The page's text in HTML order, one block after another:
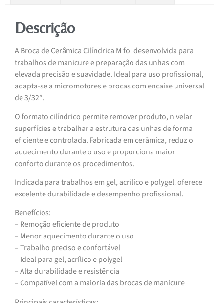
Descrição
A Broca de Cerâmica Cilíndrica M foi desenvolvida para
trabalhos de manicure e preparação das unhas com
elevada precisão e suavidade. Ideal para uso profissional,
adapta-se a micromotores e brocas com encaixe universal
de 3/32″.
O formato cilíndrico permite remover produto, nivelar
superfícies e trabalhar a estrutura das unhas de forma
eficiente e controlada. Fabricada em cerâmica, reduz o
aquecimento durante o uso e proporciona maior
conforto durante os procedimentos.
Indicada para trabalhos em gel, acrílico e polygel, oferece
excelente durabilidade e desempenho profissional.
Benefícios:
– Remoção eficiente de produto
– Menor aquecimento durante o uso
– Trabalho preciso e confortável
– Ideal para gel, acrílico e polygel
– Alta durabilidade e resistência
– Compatível com a maioria das brocas de manicure